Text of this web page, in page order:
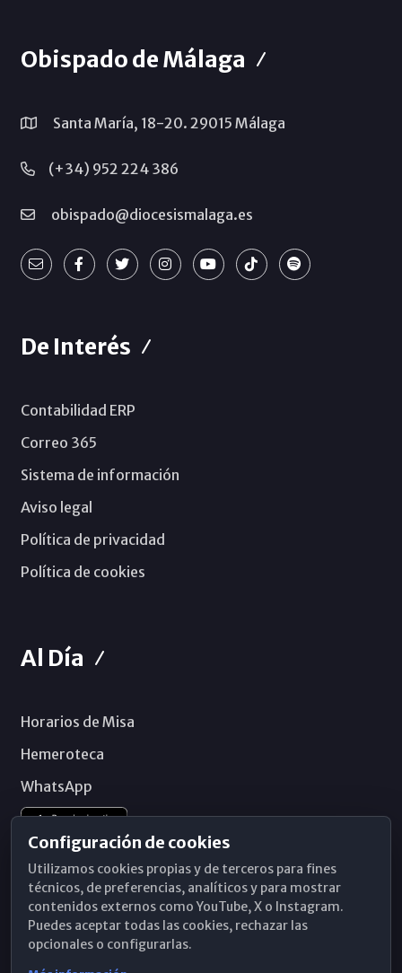
Obispado de Málaga
Santa María, 18-20. 29015 Málaga
(+34) 952 224 386
obispado@diocesismalaga.es
De Interés
Contabilidad ERP
Correo 365
Sistema de información
Aviso legal
Política de privacidad
Política de cookies
Al Día
Horarios de Misa
Hemeroteca
WhatsApp
Configuración de cookies
Utilizamos cookies propias y de terceros para fines
técnicos, de preferencias, analíticos y para mostrar
contenidos externos como YouTube, X o Instagram.
Puedes aceptar todas las cookies, rechazar las
opcionales o configurarlas.